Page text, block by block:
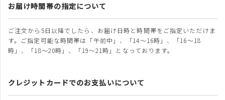
お届け時間帯の指定について
ご注文から5日以降でしたら、お届け日時と時間帯をご指定いただけま
す。ご指定可能な時間帯は「午前中」、「14～16時」、「16～18
時」、「18～20時」、「19～21時」となっております。
クレジットカードでのお支払いについて